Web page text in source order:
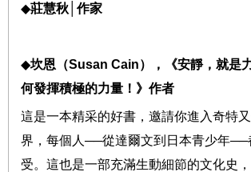
◆莊慧秋 作家
◆坎恩（Susan Cain），《安靜，就是
何發揮積極的力量！》 作者
這是一本精采的好書，邀請你進入奇特
界，每個人 ──從達爾文到日本青少年──
受。這也是一部充滿生動細節的文化史